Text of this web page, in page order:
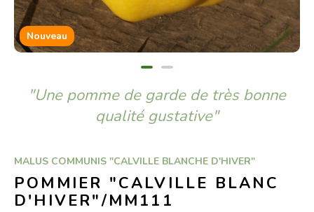
Nouveau
"Une pomme de garde de très bonne
qualité gustative"
MALUS COMMUNIS "CALVILLE BLANCHE D'HIVER"
POMMIER "CALVILLE BLANC
D'HIVER"/MM111